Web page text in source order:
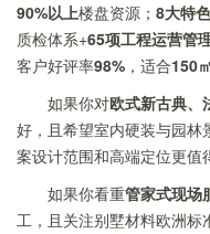
90%以上楼盘资源； 8大特
质检体系+65项工程运营管
客户好评率98% ，适合150
如果你对欧式新古典、
好，且希望室内硬装与园林
案设计范围和高端定位更值
如果你看重管家式现场
工，且关注别墅材料欧洲标